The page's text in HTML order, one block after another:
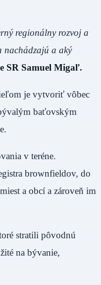
regionálny rozvoj a
nachádzajú a aký
SR Samuel Migaľ.
je vytvoriť vôbec
baťovským
v teréne.
brownfieldov, do
a obcí a zároveň im
stratili pôvodnú
na bývanie,